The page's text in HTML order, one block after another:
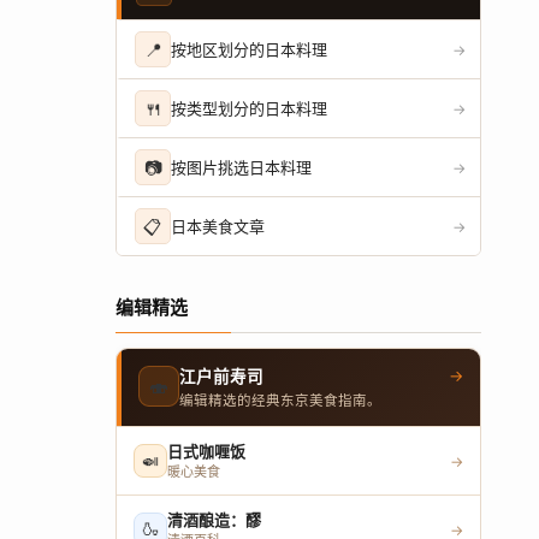
📍 按地区划分的日本料理 →
🍴 按类型划分的日本料理 →
📷 按图片挑选日本料理 →
📋 日本美食文章 →
编辑精选
🍣 江户前寿司
编辑精选的经典东京美食指南。
→
🍛 日式咖喱饭
暖心美食
→
🍶 清酒酿造：醪 →